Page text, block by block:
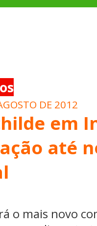
DE 2012
em
até
o mais novo